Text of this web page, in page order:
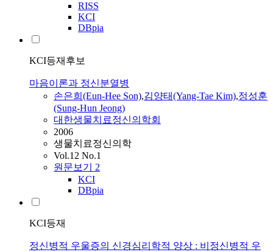
RISS
KCI
DBpia
KCI등재후보
마음이론과 정신분열병
손은희(Eun-Hee Son),김양태(Yang-Tae Kim),정성훈
(Sung-Hun Jeong)
대한생물치료정신의학회
2006
생물치료정신의학
Vol.12 No.1
원문보기 2
KCI
DBpia
KCI등재
정신병적 우울증의 신경심리학적 양상 : 비정신병적 우